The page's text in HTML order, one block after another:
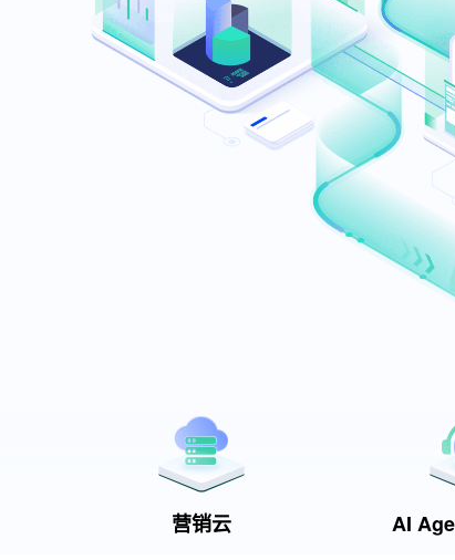
营销云 AI